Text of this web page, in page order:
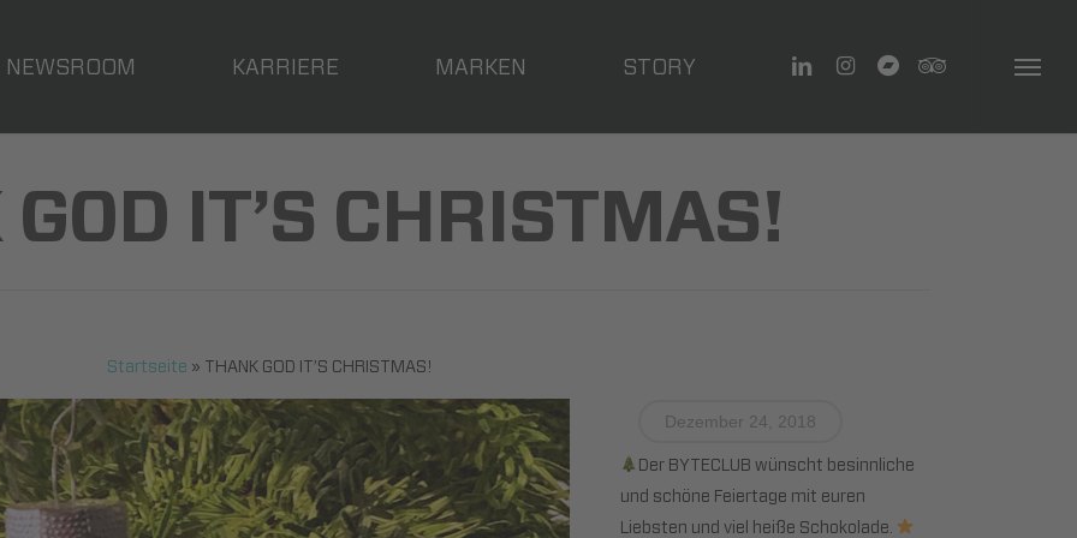
NEWSROOM KARRIERE MARKEN STORY linkedininstagram
bandcamptripadvisor
Menu
IT’S CHRISTMAS!
Startseite » THANK GOD IT’S CHRISTMAS!
Dezember 24, 2018
Der BYTECLUB wünscht besinnliche
und schöne Feiertage mit euren
Liebsten und viel heiße Schokolade.